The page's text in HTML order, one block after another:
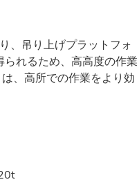
、吊り上げプラットフォ
れるため、高高度の作業
、高所での作業をより効